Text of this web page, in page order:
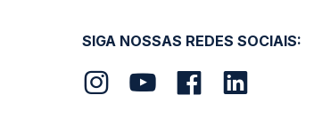
SIGA NOSSAS REDES SOCIAIS: